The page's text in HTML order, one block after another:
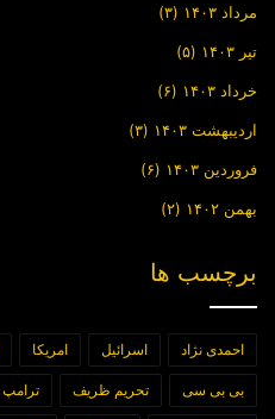
مرداد ۱۴۰۳ (۳)
تیر ۱۴۰۳ (۵)
خرداد ۱۴۰۳ (۶)
اردیبهشت ۱۴۰۳ (۳)
فروردین ۱۴۰۳ (۶)
بهمن ۱۴۰۲ (۲)
برچسب ها
احمدی نژاد اسرائیل امریکا
بی بی سی تحریم ظریف ترامپ